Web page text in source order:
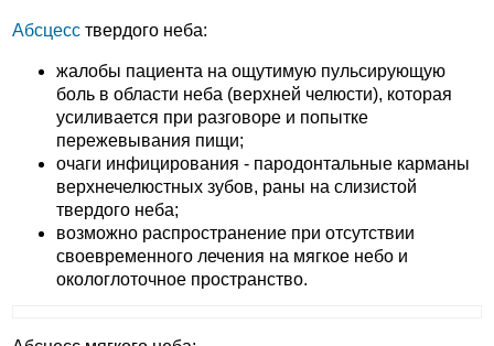
Абсцесс твердого неба:
жалобы пациента на ощутимую пульсирующую
боль в области неба (верхней челюсти), которая
усиливается при разговоре и попытке
пережевывания пищи;
очаги инфицирования - пародонтальные карманы
верхнечелюстных зубов, раны на слизистой
твердого неба;
возможно распространение при отсутствии
своевременного лечения на мягкое небо и
окологлоточное пространство.